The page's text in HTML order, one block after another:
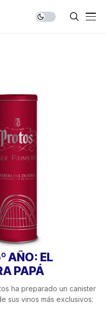
AÑO: EL
PAPÁ
ha preparado un canister
sus vinos más exclusivos: